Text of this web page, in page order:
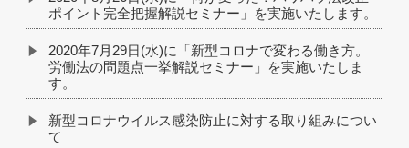
ポイント完全把握解説セミナー」を実施いたします。
2020年7月29日(水)に「新型コロナで変わる働き方。
労働法の問題点一挙解説セミナー」を実施いたしま
す。
新型コロナウイルス感染防止に対する取り組みについ
て